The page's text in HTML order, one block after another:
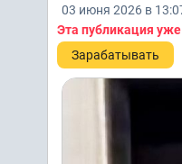
03 июня 2026 в
Эта публикация
Зарабатывать